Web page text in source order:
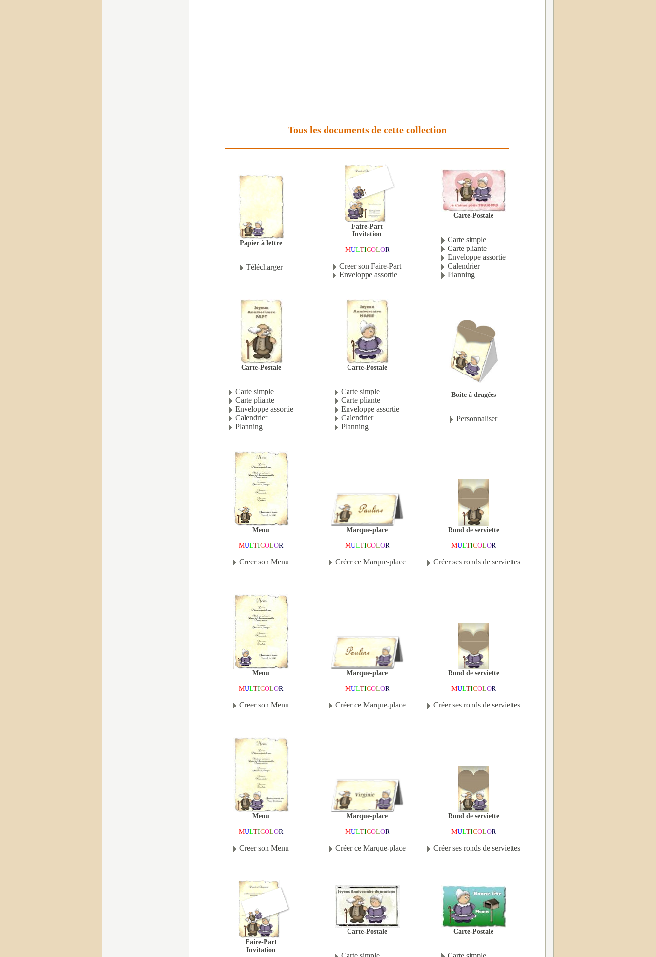
Tous les documents de cette collection
Papier à lettre
Télécharger
Faire-Part
Invitation
MULTICOLOR
Creer son Faire-Part
Enveloppe assortie
Carte-Postale
Carte simple
Carte pliante
Enveloppe assortie
Calendrier
Planning
Carte-Postale
Carte simple
Carte pliante
Enveloppe assortie
Calendrier
Planning
Carte-Postale
Carte simple
Carte pliante
Enveloppe assortie
Calendrier
Planning
Boite à dragées
Personnaliser
Menu
MULTICOLOR
Creer son Menu
Marque-place
MULTICOLOR
Créer ce Marque-place
Rond de serviette
MULTICOLOR
Créer ses ronds de serviettes
Menu
MULTICOLOR
Creer son Menu
Marque-place
MULTICOLOR
Créer ce Marque-place
Rond de serviette
MULTICOLOR
Créer ses ronds de serviettes
Menu
MULTICOLOR
Creer son Menu
Marque-place
MULTICOLOR
Créer ce Marque-place
Rond de serviette
MULTICOLOR
Créer ses ronds de serviettes
Faire-Part
Invitation
Carte-Postale
Carte simple
Carte-Postale
Carte simple